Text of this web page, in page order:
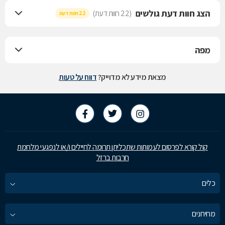
הצג חוות דעת גולשים (22 חוות דעת) 22 חוות דעת
מפה
מצאת מידע לא מדוייק?דווח על טעות
קול קורא לפרסום לעמותות שתכליתן תרומה לחיילים ו/או לנפגעי מלחמת
חרבות ברזל
כלים
מחירונים